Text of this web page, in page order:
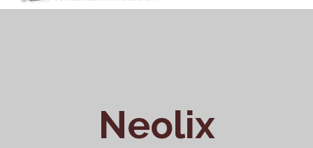
Neolix